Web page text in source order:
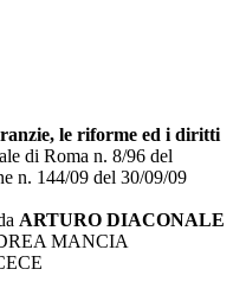
le riforme ed i diritti
di Roma n. 8/96 del
n. 144/09 del 30/09/09
ARTURO DIACONALE
MANCIA